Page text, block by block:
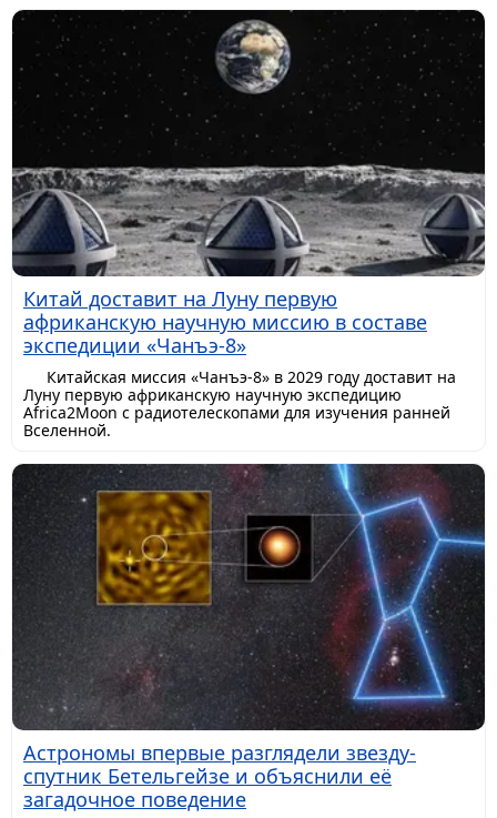
Китай доставит на Луну первую
африканскую научную миссию в составе
экспедиции «Чанъэ-8»
Китайская миссия «Чанъэ-8» в 2029 году доставит на
Луну первую африканскую научную экспедицию
Africa2Moon с радиотелескопами для изучения ранней
Вселенной.
Астрономы впервые разглядели звезду-
спутник Бетельгейзе и объяснили её
загадочное поведение